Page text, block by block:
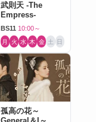
武則天 -The
Empress-
BS11 10:00～
月 火 水 木 金 土 日
孤高の花～